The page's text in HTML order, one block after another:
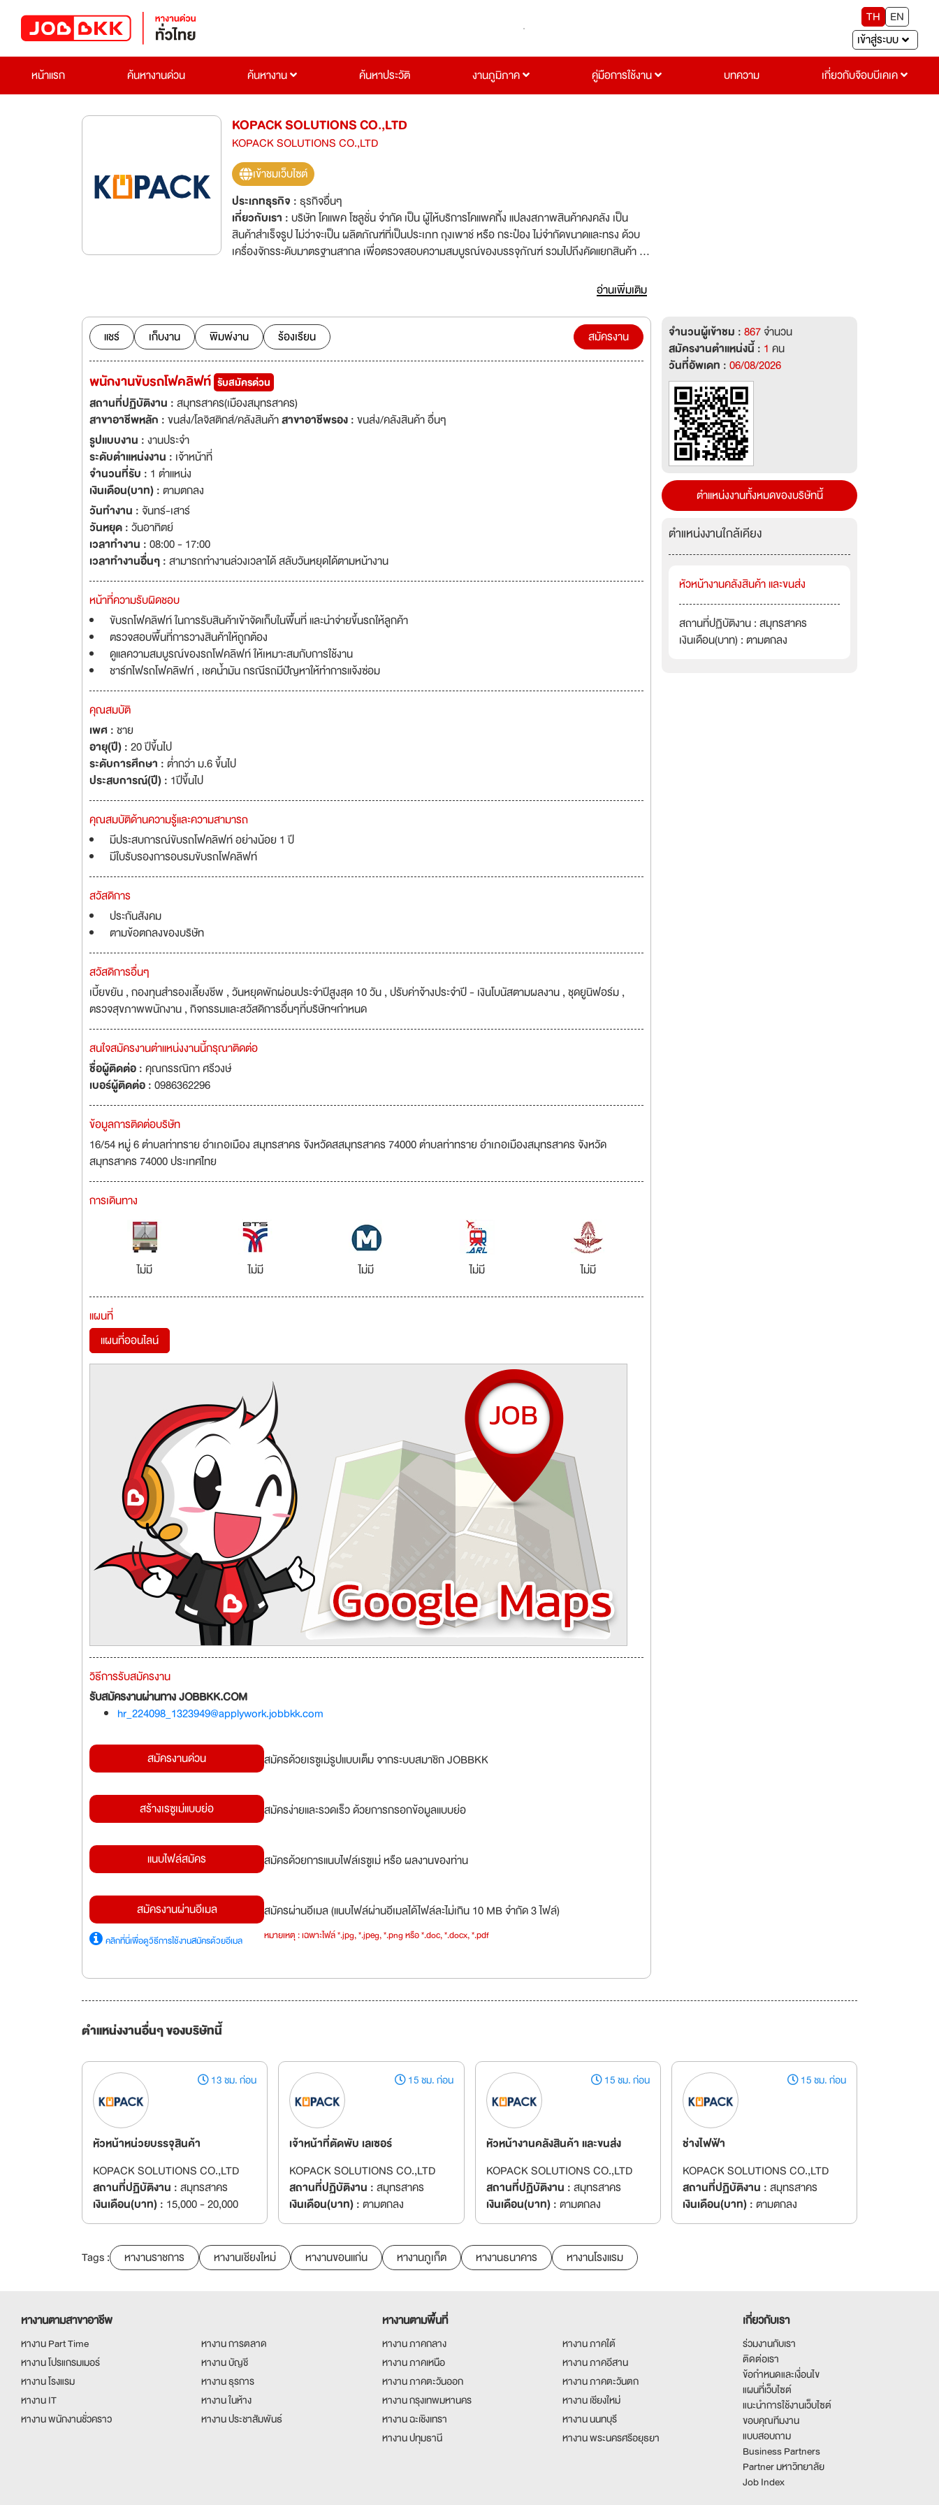
TH
EN
เข้าสู่ระบบ
หน้าแรก
ค้นหางานด่วน ค้นหางาน ค้นหาประวัติ งานภูมิภาค คู่มือการใช้งาน บทความ เกี่ยวกับจ๊อบบีเคเค
KOPACK SOLUTIONS CO.,LTD
KOPACK SOLUTIONS CO.,LTD
เข้าชมเว็บไซต์
ประเภทธุรกิจ : ธุรกิจอื่นๆ
เกี่ยวกับเรา :บริษัท โคแพค โซลูชั่น จำกัด เป็น ผู้ให้บริการโคแพคกิ้ง แปลงสภาพสินค้าคงคลัง เป็น
สินค้าสำเร็จรูป ไม่ว่าจะเป็น ผลิตภัณฑ์ที่เป็นประเภท ถุงเพาช์ หรือ กระป๋อง ไม่จำกัดขนาดและทรง ด้วบ
เครื่องจักรระดับมาตรฐานสากล เพื่อตรวจสอบความสมบูรณ์ของบรรจุภัณฑ์ รวมไปถึงคัดแยกสินค้า ไป
อ่านเพิ่มเติม
แชร์ เก็บงาน พิมพ์งาน ร้องเรียน สมัครงาน
พนักงานขับรถโฟคลิฟท์ รับสมัครด่วน
สถานที่ปฏิบัติงาน :สมุทรสาคร(เมืองสมุทรสาคร)
สาขาอาชีพหลัก :ขนส่ง/โลจิสติกส์/คลังสินค้าสาขาอาชีพรอง :ขนส่ง/คลังสินค้า อื่นๆ
รูปแบบงาน :งานประจำ
ระดับตำแหน่งงาน : เจ้าหน้าที่
จำนวนที่รับ : 1 ตำแหน่ง
เงินเดือน(บาท) :ตามตกลง
วันทำงาน : จันทร์-เสาร์
วันหยุด :วันอาทิตย์
เวลาทำงาน :08:00 - 17:00
เวลาทำงานอื่นๆ :สามารถทำงานล่วงเวลาได้ สลับวันหยุดได้ตามหน้างาน
หน้าที่ความรับผิดชอบ
ขับรถโฟคลิฟท์ ในการรับสินค้าเข้าจัดเก็บในพื้นที่ และนำจ่ายขึ้นรถให้ลูกค้า
ตรวจสอบพื้นที่การวางสินค้าให้ถูกต้อง
ดูแลความสมบูรณ์ของรถโฟคลิฟท์ ให้เหมาะสมกับการใช้งาน
ชาร์ทไฟรถโฟคลิฟท์ , เชคน้ำมัน กรณีรถมีปัญหาให้ทำการแจ้งซ่อม
คุณสมบัติ
เพศ :ชาย
อายุ(ปี) :20 ปีขึ้นไป
ระดับการศึกษา :ต่ำกว่า ม.6 ขึ้นไป
ประสบการณ์(ปี) : 1ปีขึ้นไป
คุณสมบัติด้านความรู้และความสามารถ
มีประสบการณ์ขับรถโฟคลิฟท์ อย่างน้อย 1 ปี
มีใบรับรองการอบรมขับรถโฟคลิฟท์
สวัสดิการ
ประกันสังคม
ตามข้อตกลงของบริษัท
สวัสดิการอื่นๆ
เบี้ยขยัน , กองทุนสำรองเลี้ยงชีพ , วันหยุดพักผ่อนประจำปีสูงสุด 10 วัน , ปรับค่าจ้างประจำปี - เงินโบนัสตามผลงาน , ชุดยูนิฟอร์ม ,
ตรวจสุขภาพพนักงาน , กิจกรรมและสวัสดิการอื่นๆที่บริษัทฯกำหนด
สนใจสมัครงานตำแหน่งงานนี้กรุณาติดต่อ
ชื่อผู้ติดต่อ :คุณกรรณิกา ศรีวงษ์
เบอร์ผู้ติดต่อ :0986362296
ข้อมูลการติดต่อบริษัท
16/54 หมู่ 6 ตำบลท่าทราย อำเภอเมือง สมุทรสาคร จังหวัดสสมุทรสาคร 74000 ตำบลท่าทราย อำเภอเมืองสมุทรสาคร จังหวัด
สมุทรสาคร 74000 ประเทศไทย
การเดินทาง
ไม่มี ไม่มี ไม่มี ไม่มี ไม่มี
แผนที่
แผนที่ออนไลน์
วิธีการรับสมัครงาน
รับสมัครงานผ่านทาง JOBBKK.COM
hr_224098_1323949@applywork.jobbkk.com
สมัครงานด่วน สมัครด้วยเรซูเม่รูปแบบเต็ม จากระบบสมาชิก JOBBKK
สร้างเรซูเม่แบบย่อ สมัครง่ายและรวดเร็ว ด้วยการกรอกข้อมูลแบบย่อ
แนบไฟล์สมัคร สมัครด้วยการแนบไฟล์เรซูเม่ หรือ ผลงานของท่าน
สมัครงานผ่านอีเมล
คลิกที่นี่เพื่อดูวิธีการใช้งานสมัครด้วยอีเมล
สมัครผ่านอีเมล (แนบไฟล์ผ่านอีเมลได้ไฟล์ละไม่เกิน 10 MB จำกัด 3 ไฟล์)
หมายเหตุ : เฉพาะไฟล์ *.jpg, *.jpeg, *.png หรือ *.doc, *.docx, *.pdf
จำนวนผู้เข้าชม :867จำนวน
สมัครงานตำแหน่งนี้ : 1 คน
วันที่อัพเดท :06/08/2026
ตำแหน่งงานทั้งหมดของบริษัทนี้
ตำแหน่งงานใกล้เคียง
หัวหน้างานคลังสินค้า และขนส่ง
สถานที่ปฏิบัติงาน : สมุทรสาคร
เงินเดือน(บาท) : ตามตกลง
ตำแหน่งงานอื่นๆ ของบริษัทนี้
13 ชม. ก่อน
หัวหน้าหน่วยบรรจุสินค้า
KOPACK SOLUTIONS CO.,LTD
สถานที่ปฏิบัติงาน :สมุทรสาคร
เงินเดือน(บาท) : 15,000 - 20,000
15 ชม. ก่อน
เจ้าหน้าที่ตัดพับ เลเซอร์
KOPACK SOLUTIONS CO.,LTD
สถานที่ปฏิบัติงาน :สมุทรสาคร
เงินเดือน(บาท) :ตามตกลง
15 ชม. ก่อน
หัวหน้างานคลังสินค้า และขนส่ง
KOPACK SOLUTIONS CO.,LTD
สถานที่ปฏิบัติงาน :สมุทรสาคร
เงินเดือน(บาท) :ตามตกลง
15 ชม. ก่อน
ช่างไฟฟ้า
KOPACK SOLUTIONS CO.,LTD
สถานที่ปฏิบัติงาน :สมุทรสาคร
เงินเดือน(บาท) :ตามตกลง
Tags : หางานราชการ หางานเชียงใหม่ หางานขอนแก่น หางานภูเก็ต หางานธนาคาร หางานโรงแรม
หางานตามสาขาอาชีพ
หางาน Part Time
หางาน การตลาด
หางาน โปรแกรมเมอร์
หางาน บัญชี
หางาน โรงแรม
หางาน ธุรการ
หางาน IT
หางาน ในห้าง
หางาน พนักงานชั่วคราว
หางาน ประชาสัมพันธ์
หางานตามพื้นที่
หางาน ภาคกลาง
หางาน ภาคใต้
หางาน ภาคเหนือ
หางาน ภาคอีสาน
หางาน ภาคตะวันออก
หางาน ภาคตะวันตก
หางาน กรุงเทพมหานคร
หางาน เชียงใหม่
หางาน ฉะเชิงเทรา
หางาน นนทบุรี
หางาน ปทุมธานี
หางาน พระนครศรีอยุธยา
เกี่ยวกับเรา
ร่วมงานกับเรา
ติดต่อเรา
ข้อกำหนดและเงื่อนไข
แผนที่เว็บไซต์
แนะนำการใช้งานเว็บไซต์
ขอบคุณทีมงาน
แบบสอบถาม
Business Partners
Partner มหาวิทยาลัย
Job Index